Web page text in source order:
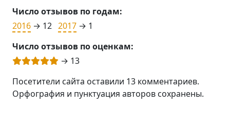
Число отзывов по годам:
2016 → 12 2017 → 1
Число отзывов по оценкам:
→ 13
Посетители сайта оставили 13 комментариев.
Орфография и пунктуация авторов сохранены.